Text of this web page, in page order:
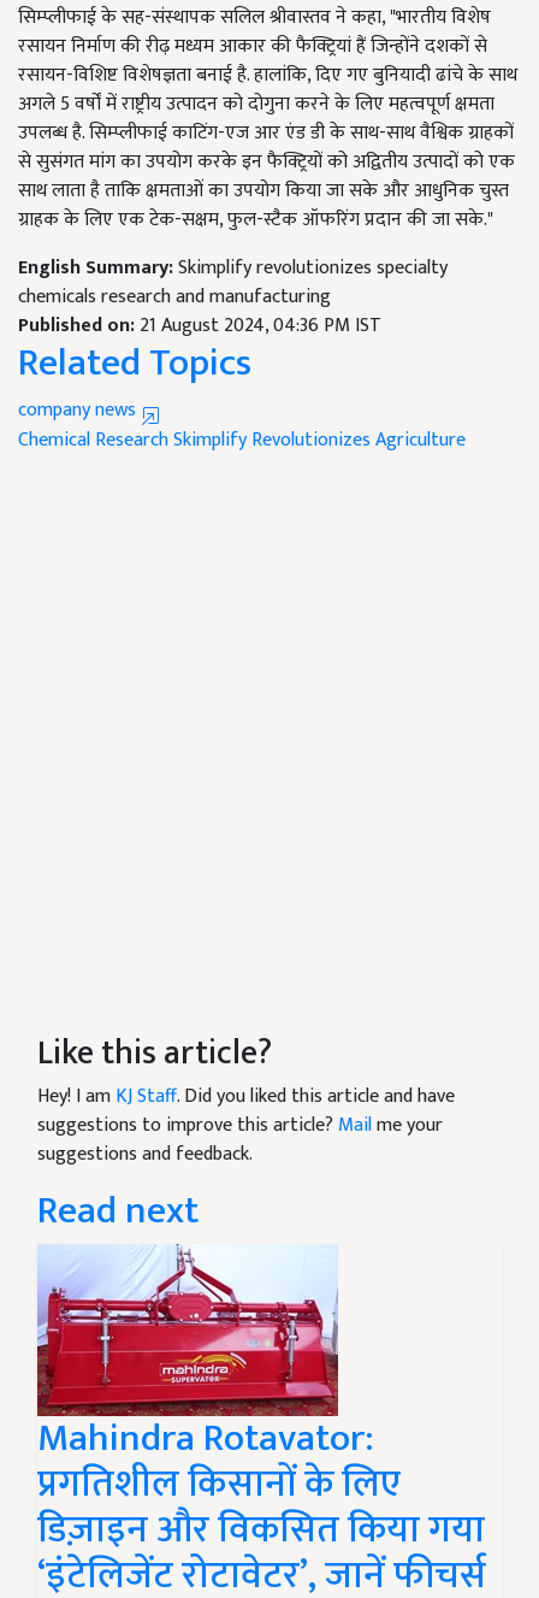
सिम्प्लीफाई के सह-संस्थापक सलिल श्रीवास्तव ने कहा, "भारतीय विशेष
रसायन निर्माण की रीढ़ मध्यम आकार की फैक्ट्रियां हैं जिन्होंने दशकों से
रसायन-विशिष्ट विशेषज्ञता बनाई है. हालांकि, दिए गए बुनियादी ढांचे के साथ
अगले 5 वर्षों में राष्ट्रीय उत्पादन को दोगुना करने के लिए महत्वपूर्ण क्षमता
उपलब्ध है. सिम्प्लीफाई काटिंग-एज आर एंड डी के साथ-साथ वैश्विक ग्राहकों
से सुसंगत मांग का उपयोग करके इन फैक्ट्रियों को अद्वितीय उत्पादों को एक
साथ लाता है ताकि क्षमताओं का उपयोग किया जा सके और आधुनिक चुस्त
ग्राहक के लिए एक टेक-सक्षम, फुल-स्टैक ऑफरिंग प्रदान की जा सके."
English Summary:Skimplify revolutionizes specialty
chemicals research and manufacturing
Published on:21 August 2024, 04:36 PM IST
Related Topics
company news
Chemical ResearchSkimplify RevolutionizesAgriculture
Like this article?
Hey! I amKJ Staff. Did you liked this article and have
suggestions to improve this article? Mailme your
suggestions and feedback.
Read next
Mahindra Rotavator:
प्रगतिशील किसानों के लिए
डिज़ाइन और विकसित किया गया
‘इंटेलिजेंट रोटावेटर’, जानें फीचर्स